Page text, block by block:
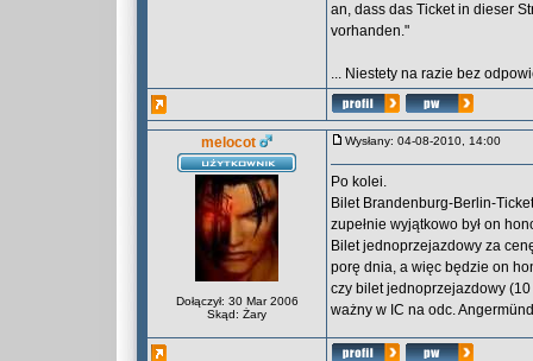
an, dass das Ticket in dieser
vorhanden."
... Niestety na razie bez
melocot
Dołączył: 30 Mar 2006
Skąd: Żary
Wysłany: 04-08-2010, 14:00
Po kolei.
Bilet Brandenburg-Berlin-
zupełnie wyjątkowo był on
Bilet jednoprzejazdowy za
porę dnia, a więc będzie on
czy bilet jednoprzejazdowy
ważny w IC na odc.